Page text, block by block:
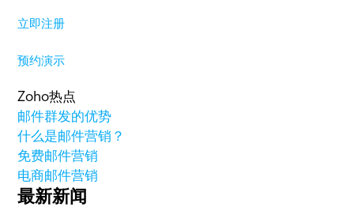
立即注册
预约演示
Zoho热点
邮件群发的优势
什么是邮件营销？
免费邮件营销
电商邮件营销
最新新闻